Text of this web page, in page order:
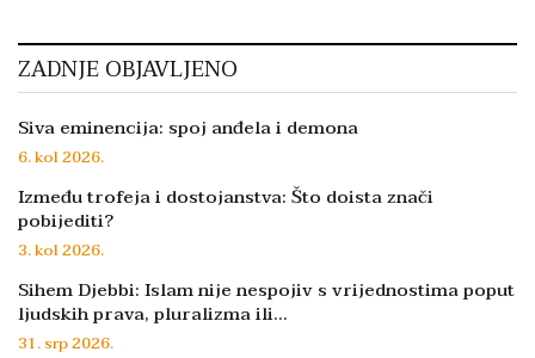
ZADNJE OBJAVLJENO
Siva eminencija: spoj anđela i demona
6. kol 2026.
Između trofeja i dostojanstva: Što doista znači
pobijediti?
3. kol 2026.
Sihem Djebbi: Islam nije nespojiv s vrijednostima poput
ljudskih prava, pluralizma ili…
31. srp 2026.